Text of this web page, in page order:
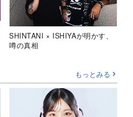
SHINTANI × ISHIYAが明かす、
噂の真相
もっとみる